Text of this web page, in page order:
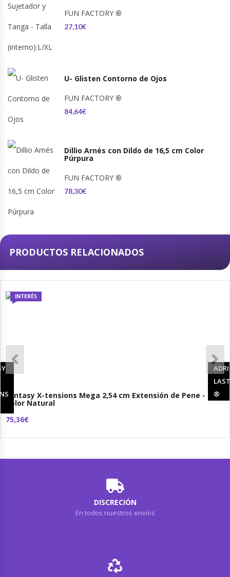
FUN FACTORY ®
27,10€
U- Glisten Contorno de Ojos
FUN FACTORY ®
84,64€
Dillio Arnés con Dildo de 16,5 cm Color
Púrpura
FUN FACTORY ®
78,30€
PRODUCTOS RELACIONADOS
INTERÉS
Fantasy X-tensions Mega 2,54 cm Extensión de Pene -
Color Natural
75,36€
®
DISCRECIÓN
En todos nuestros envíos